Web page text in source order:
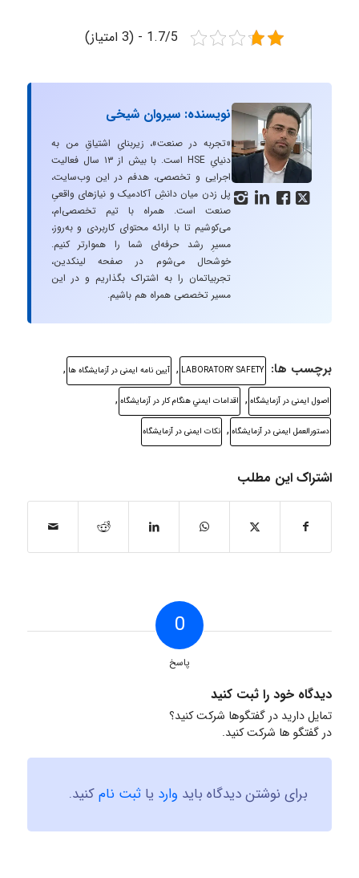
1.7/5 - (3 امتیاز)
   
نویسنده: سیروان شیخی
«تجربه در صنعت»، زیربنایِ اشتیاقِ من به
دنیایِ HSE است. با بیش از ۱۳ سال فعالیت
اجرایی و تخصصی، هدفم در این وب‌سایت،
پل زدن میان دانشِ آکادمیک و نیازهای واقعیِ
صنعت است. همراه با تیم تخصصی‌ام،
می‌کوشیم تا با ارائه محتوای کاربردی و به‌روز،
مسیرِ رشد حرفه‌ای شما را هموارتر کنیم.
خوشحال می‌شوم در صفحه لینکدین،
تجربیاتمان را به اشتراک بگذاریم و در این
مسیر تخصصی همراه هم باشیم.
برچسب ها: LABORATORY SAFETY
, ﺁﯾﻴﻦ ﻧﺎﻣﻪ اﯾﻤﻨﯽ در ﺁزﻣﺎﯾﺸﮕﺎﻩ ها ,
اصول ایمنی در آزمایشگاه , اقدامات ايمني هنگام كار در آزمايشگاه ,
دستورالعمل ایمنی در آزمایشگاه , نکات ایمنی در آزمایشگاه
اشتراک این مطلب
0
پاسخ
دیدگاه خود را ثبت کنید
تمایل دارید در گفتگوها شرکت کنید؟
در گفتگو ها شرکت کنید.
برای نوشتن دیدگاه باید وارد یا ثبت نامکنید.